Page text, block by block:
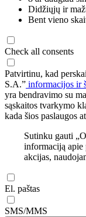
Didžiųjų ir
Bent vieno
Check all consents
Patvirtinu, kad
S.A.” informacijos ir
yra bendravimo su
sąskaitos tvarkymo
kada šios paslaugos
Sutinku gauti
informaciją apie
akcijas,
El. paštas
SMS/MMS